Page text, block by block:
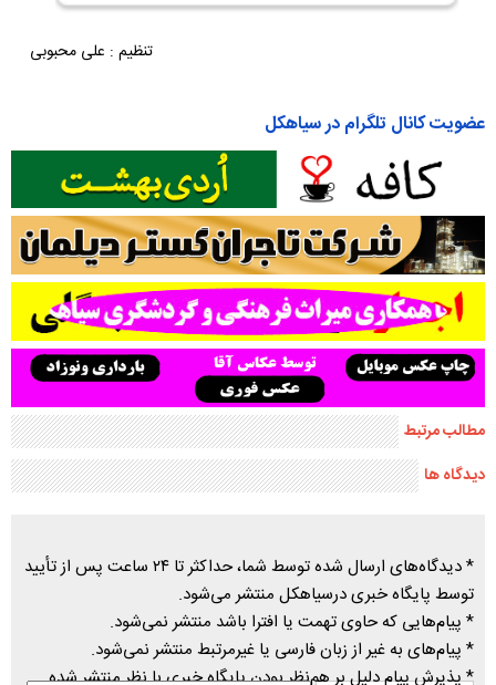
تنظیم : علی محبوبی
عضویت کانال تلگرام در سیاهکل
مطالب مرتبط
دیدگاه ها
* دیدگاه‌های ارسال شده توسط شما، حداکثر تا ۲۴ ساعت پس از تأیید
توسط پایگاه خبری درسیاهکل منتشر می‌شود.
* پیام‌هایی که حاوی تهمت یا افترا باشد منتشر نمی‌شود.
* پیام‌های به غیر از زبان فارسی یا غیرمرتبط منتشر نمی‌شود.
* پذیرش پیام دلیل بر هم‌نظر بودن پایگاه خبری با نظر منتشر شده